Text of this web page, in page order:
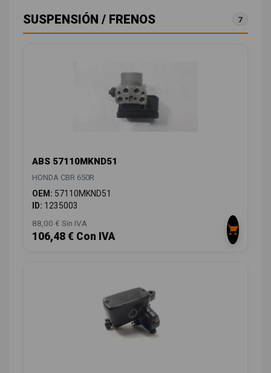
SUSPENSIÓN / FRENOS 7
ABS 57110MKND51
HONDA CBR 650R
OEM: 57110MKND51
ID: 1235003
88,00 € Sin IVA
106,48 € Con IVA